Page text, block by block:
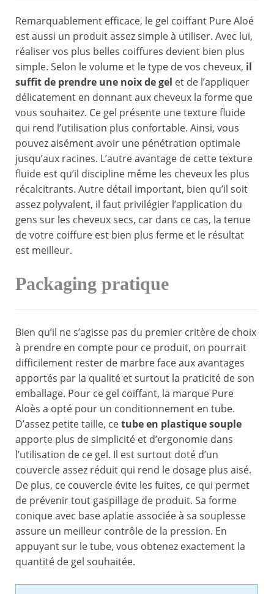
Remarquablement efficace, le gel coiffant Pure Aloé
est aussi un produit assez simple à utiliser. Avec lui,
réaliser vos plus belles coiffures devient bien plus
simple. Selon le volume et le type de vos cheveux, il
suffit de prendre une noix de gel et de l’appliquer
délicatement en donnant aux cheveux la forme que
vous souhaitez. Ce gel présente une texture fluide
qui rend l’utilisation plus confortable. Ainsi, vous
pouvez aisément avoir une pénétration optimale
jusqu’aux racines. L’autre avantage de cette texture
fluide est qu’il discipline même les cheveux les plus
récalcitrants. Autre détail important, bien qu’il soit
assez polyvalent, il faut privilégier l’application du
gens sur les cheveux secs, car dans ce cas, la tenue
de votre coiffure est bien plus ferme et le résultat
est meilleur.
Packaging pratique
Bien qu’il ne s’agisse pas du premier critère de choix
à prendre en compte pour ce produit, on pourrait
difficilement rester de marbre face aux avantages
apportés par la qualité et surtout la praticité de son
emballage. Pour ce gel coiffant, la marque Pure
Aloès a opté pour un conditionnement en tube.
D’assez petite taille, cetube en plastique souple
apporte plus de simplicité et d’ergonomie dans
l’utilisation de ce gel. Il est surtout doté d’un
couvercle assez réduit qui rend le dosage plus aisé.
De plus, ce couvercle évite les fuites, ce qui permet
de prévenir tout gaspillage de produit. Sa forme
conique avec base aplatie associée à sa souplesse
assure un meilleur contrôle de la pression. En
appuyant sur le tube, vous obtenez exactement la
quantité de gel souhaitée.